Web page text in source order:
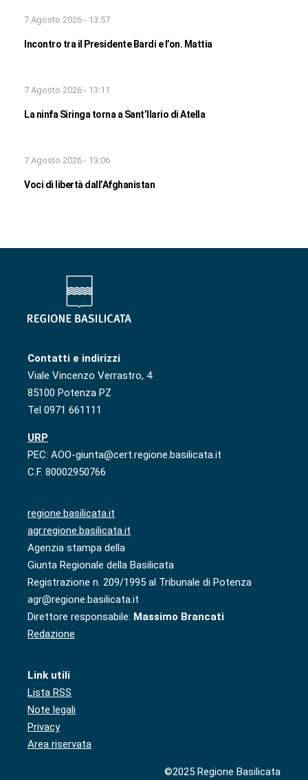
7 Agosto 2026 - 13:57
Incontro tra il Presidente Bardi e l’on. Mattia
7 Agosto 2026 - 13:11
La ninfa Siringa torna a Sant’Ilario di Atella
7 Agosto 2026 - 13:06
Voci di libertà dall’Afghanistan
Contatti e indirizzi
Viale Vincenzo Verrastro, 4
85100 Potenza PZ
Tel 0971 661111
URP
PEC: AOO-giunta@cert.regione.basilicata.it
C.F. 80002950766
regione.basilicata.it
agr.regione.basilicata.it
Agenzia stampa della
Giunta Regionale della Basilicata
Registrazione n. 209/1995 al Tribunale di Potenza
agr@regione.basilicata.it
Direttore responsabile: Massimo Brancati
Redazione
Link utili
Lista RSS
Note legali
Privacy
Area riservata
©2025 Regione Basilicata